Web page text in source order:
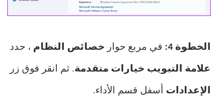
الخطوة 4: في مربع حوار خصائص النظام ، حدد
علامة التبويب خيارات متقدمة. ثم انقر فوق زر
الإعدادات أسفل قسم الأداء.